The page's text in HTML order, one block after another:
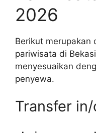
2026
Berikut merupakan
pariwisata di
menyesuaikan
penyewa.
Transfer